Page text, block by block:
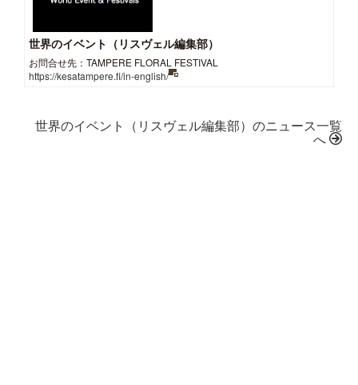
世界のイベント（リスヴェル編集部）
お問合せ先：TAMPERE FLORAL FESTIVAL
https://kesatampere.fi/in-english/
世界のイベント（リスヴェル編集部）のニュース一覧
へ